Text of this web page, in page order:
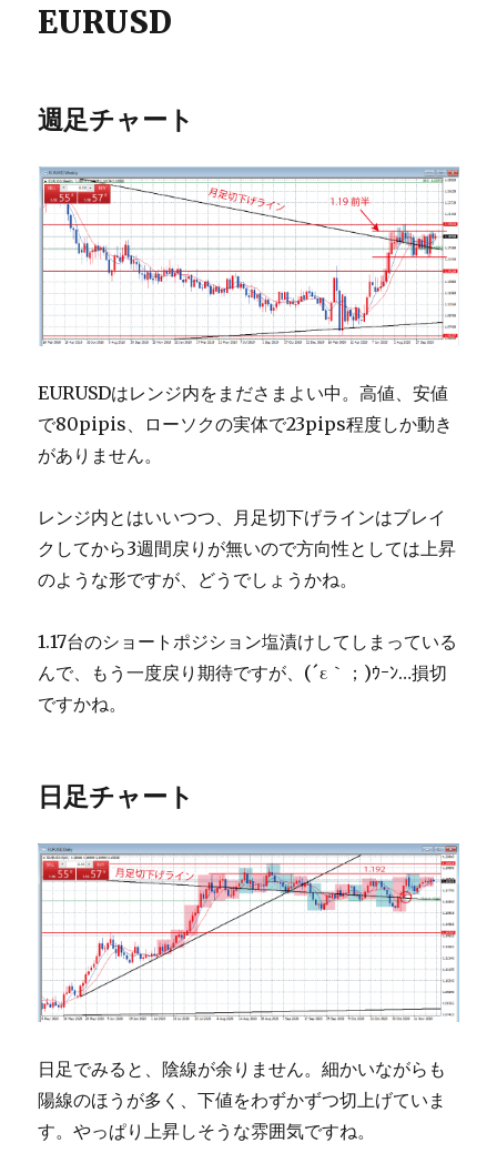
EURUSD
週足チャート
EURUSDはレンジ内をまださまよい中。高値、安値
で80pipis、ローソクの実体で23pips程度しか動き
がありません。
レンジ内とはいいつつ、月足切下げラインはブレイ
クしてから3週間戻りが無いので方向性としては上昇
のような形ですが、どうでしょうかね。
1.17台のショートポジション塩漬けしてしまっている
んで、もう一度戻り期待ですが、(´ε｀；)ｳｰﾝ…損切
ですかね。
日足チャート
日足でみると、陰線が余りません。細かいながらも
陽線のほうが多く、下値をわずかずつ切上げていま
す。やっぱり上昇しそうな雰囲気ですね。